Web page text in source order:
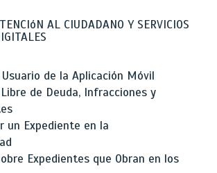
AL CIUDADANO Y SERVICIOS
de la Aplicación Móvil
de Deuda, Infracciones y
un Expediente en la
Expedientes que Obran en los